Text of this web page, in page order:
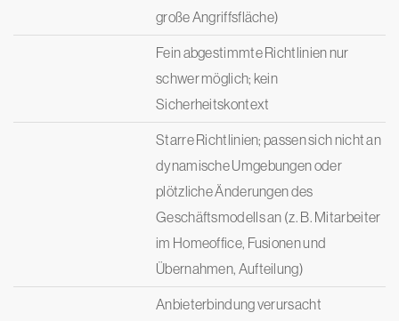
große Angriffsfläche)
Fein abgestimmte Richtlinien nur
schwer möglich; kein
Sicherheitskontext
Starre Richtlinien; passen sich nicht an
dynamische Umgebungen oder
plötzliche Änderungen des
Geschäftsmodells an (z. B. Mitarbeiter
im Homeoffice, Fusionen und
Übernahmen, Aufteilung)
Anbieterbindung verursacht